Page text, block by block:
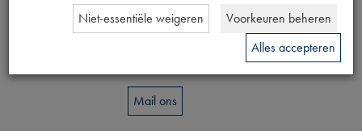
€19,20 (€15,87 excl. btw)
Dit product kan op dit moment niet besteld
Mail ons
Niet-essentiële weigeren
Voorkeuren beheren
Alles accepteren